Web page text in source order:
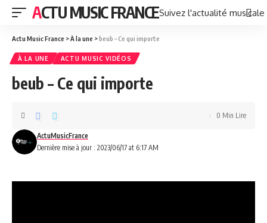
ACTU MUSIC FRANCESuivez l'actualité
Actu Music France >À la une >beub – Ce qui importe
À LA UNE ACTU MUSIC VIDÉOS
beub – Ce qui importe
Dernière mise à jour : 2023/06/17 at 6:17 AM
ActuMusicFrance
0 Min Lire